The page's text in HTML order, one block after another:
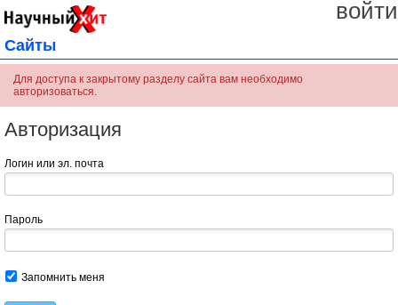
войти
Сайты
Для доступа к закрытому разделу сайта вам необходимо
авторизоваться.
Авторизация
Логин или эл. почта
Пароль
Запомнить меня